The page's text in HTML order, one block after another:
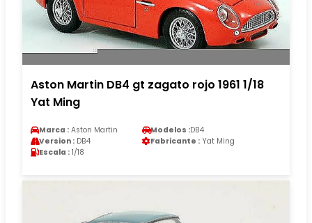
Aston Martin DB4 gt zagato rojo 1961 1/18
Yat Ming
Marca : Aston Martin Modelos :DB4
Version : DB4 Fabricante : Yat Ming
Escala : 1/18